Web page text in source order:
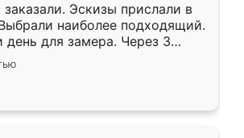
заказали. Эскизы прислали в
наиболее подходящий.
день для замера. Через 3
была уже готова. Остались
Спасибо Ренессанс
работу!